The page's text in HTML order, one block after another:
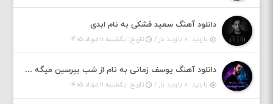
دانلود آهنگ سعید فشکی به نام ابدی
بازدید : ۰ بازدید بار / تاریخ : یکشنبه ۱۱ مرداد ۱۴۰۵
دانلود آهنگ یوسف زمانی به نام از شب بپرسین میگه چه روزگاری دارم
بازدید : ۰ بازدید بار / تاریخ : یکشنبه ۱۱ مرداد ۱۴۰۵